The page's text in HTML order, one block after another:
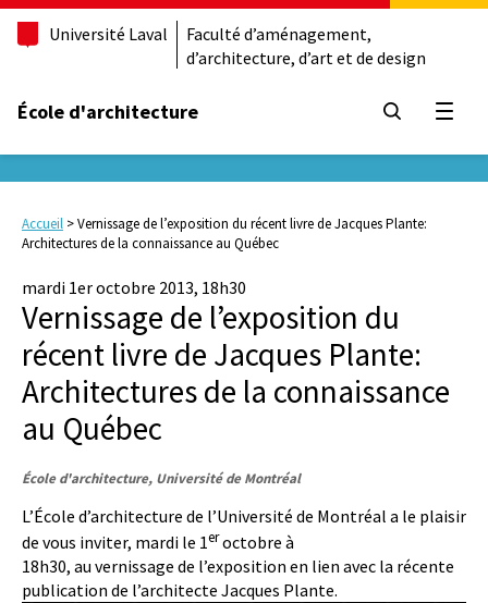
Université Laval
Faculté d’aménagement,
d’architecture, d’art et de design
École d'architecture
Accueil >Vernissage de l’exposition du récent livre de Jacques Plante:
Architectures de la connaissance au Québec
mardi 1er octobre 2013, 18h30
Vernissage de l’exposition du
récent livre de Jacques Plante:
Architectures de la connaissance
au Québec
École d'architecture, Université de Montréal
L’École d’architecture de l’Université de Montréal a le plaisir
de vous inviter, mardi le 1eroctobre à
18h30, au vernissage de l’exposition en lien avec la récente
publication de l’architecte Jacques Plante.